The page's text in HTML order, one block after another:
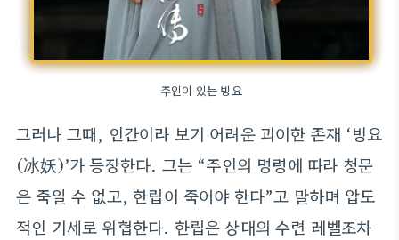
주인이 있는 빙요
그러나 그때, 인간이라 보기 어려운 괴이한 존재 ‘빙요
(冰妖)’가 등장한다. 그는 “주인의 명령에 따라 청문
은 죽일 수 없고, 한립이 죽어야 한다”고 말하며 압도
적인 기세로 위협한다. 한립은 상대의 수련 레벨조차